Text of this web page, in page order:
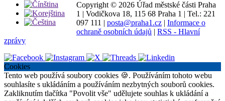
Copyright © 2026 Úřad městské části Praha
1 | Vodičkova 18, 115 68 Praha 1 | Tel.: 221
097 111 | posta@praha1.cz | Informace o
ochraně osobních údajů | RSS - Hlavní
zprávy
Cookies
Tento web používá soubory cookies 🍪. Používáním tohoto webu
souhlasíte s ukládáním a používáním nezbytných souborů cookies.
Zakliknutím tlačítka "Povolit vše" udělujete souhlas k ukládání a